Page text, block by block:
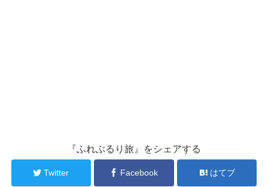
『ふれぶるり旅』をシェアする
Twitter Facebook はてブ